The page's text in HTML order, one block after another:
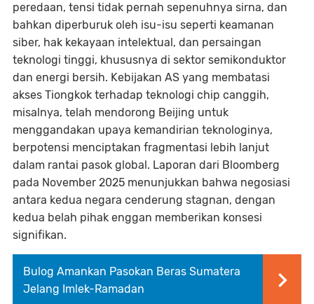
peredaan, tensi tidak pernah sepenuhnya sirna, dan
bahkan diperburuk oleh isu-isu seperti keamanan
siber, hak kekayaan intelektual, dan persaingan
teknologi tinggi, khususnya di sektor semikonduktor
dan energi bersih. Kebijakan AS yang membatasi
akses Tiongkok terhadap teknologi chip canggih,
misalnya, telah mendorong Beijing untuk
menggandakan upaya kemandirian teknologinya,
berpotensi menciptakan fragmentasi lebih lanjut
dalam rantai pasok global. Laporan dari Bloomberg
pada November 2025 menunjukkan bahwa negosiasi
antara kedua negara cenderung stagnan, dengan
kedua belah pihak enggan memberikan konsesi
signifikan.
Bulog Amankan Pasokan Beras Sumatera
Jelang Imlek-Ramadan